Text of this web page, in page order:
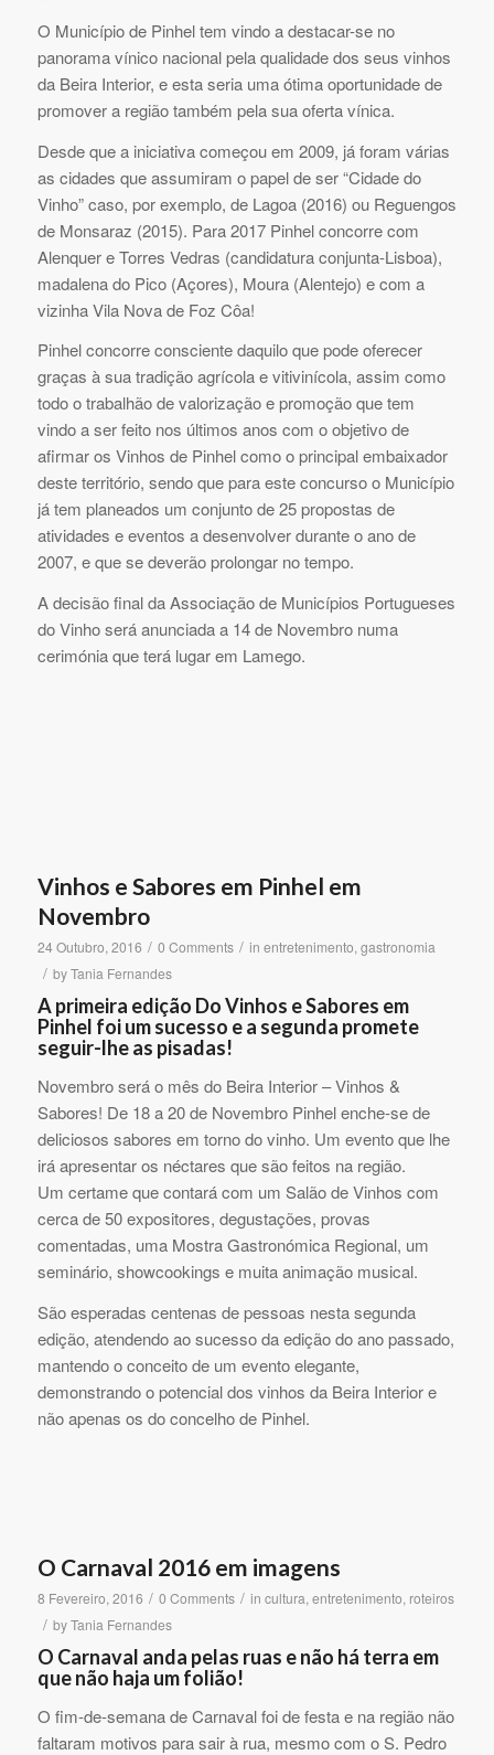
O Município de Pinhel tem vindo a destacar-se no
panorama vínico nacional pela qualidade dos seus vinhos
da Beira Interior, e esta seria uma ótima oportunidade de
promover a região também pela sua oferta vínica.
Desde que a iniciativa começou em 2009, já foram várias
as cidades que assumiram o papel de ser “Cidade do
Vinho” caso, por exemplo, de Lagoa (2016) ou Reguengos
de Monsaraz (2015). Para 2017 Pinhel concorre com
Alenquer e Torres Vedras (candidatura conjunta-Lisboa),
madalena do Pico (Açores), Moura (Alentejo) e com a
vizinha Vila Nova de Foz Côa!
Pinhel concorre consciente daquilo que pode oferecer
graças à sua tradição agrícola e vitivinícola, assim como
todo o trabalhão de valorização e promoção que tem
vindo a ser feito nos últimos anos com o objetivo de
afirmar os Vinhos de Pinhel como o principal embaixador
deste território, sendo que para este concurso o Município
já tem planeados um conjunto de 25 propostas de
atividades e eventos a desenvolver durante o ano de
2007, e que se deverão prolongar no tempo.
A decisão final da Associação de Municípios Portugueses
do Vinho será anunciada a 14 de Novembro numa
cerimónia que terá lugar em Lamego.
Vinhos e Sabores em Pinhel em
Novembro
24 Outubro, 2016 / 0 Comments / in entretenimento, gastronomia
/ byTania Fernandes
A primeira edição Do Vinhos e Sabores em
Pinhel foi um sucesso e a segunda promete
seguir-lhe as pisadas!
Novembro será o mês do Beira Interior – Vinhos &
Sabores! De 18 a 20 de Novembro Pinhel enche-se de
deliciosos sabores em torno do vinho. Um evento que lhe
irá apresentar os néctares que são feitos na região.
Um certame que contará com um Salão de Vinhos com
cerca de 50 expositores, degustações, provas
comentadas, uma Mostra Gastronómica Regional, um
seminário, showcookings e muita animação musical.
São esperadas centenas de pessoas nesta segunda
edição, atendendo ao sucesso da edição do ano passado,
mantendo o conceito de um evento elegante,
demonstrando o potencial dos vinhos da Beira Interior e
não apenas os do concelho de Pinhel.
O Carnaval 2016 em imagens
8 Fevereiro, 2016 / 0 Comments / in cultura, entretenimento, roteiros
/ byTania Fernandes
O Carnaval anda pelas ruas e não há terra em
que não haja um folião!
O fim-de-semana de Carnaval foi de festa e na região não
faltaram motivos para sair à rua, mesmo com o S. Pedro